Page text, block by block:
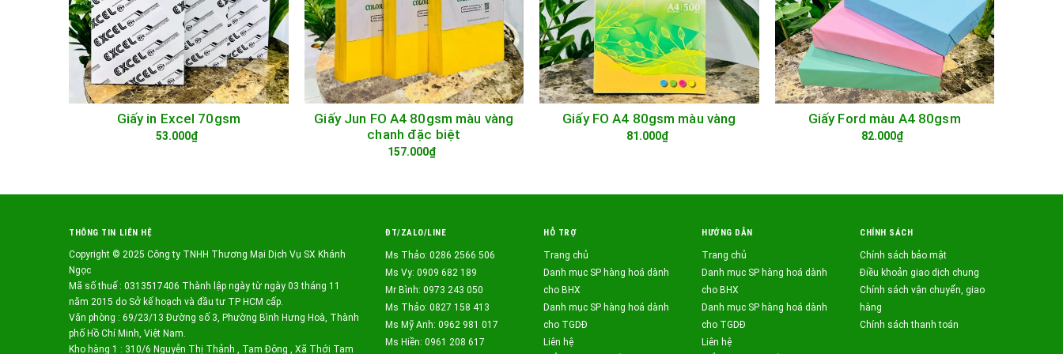
TÙY CHỌN
Giấy in Excel 70gsm
53.000₫
GIỎ HÀNG
Giấy Jun FO A4 80gsm màu vàng
chanh đặc biệt
157.000₫
GIỎ HÀNG
Giấy FO A4 80gsm màu vàng
81.000₫
TÙY CHỌN
Giấy Ford màu A4 80gsm
82.000₫
THÔNG TIN LIÊN HỆ
Copyright © 2025 Công ty TNHH Thương Mại Dịch Vụ SX Khánh
Ngọc
Mã số thuế : 0313517406 Thành lập ngày từ ngày 03 tháng 11
năm 2015 do Sở kế hoạch và đầu tư TP HCM cấp.
Văn phòng : 69/23/13 Đường số 3, Phường Bình Hưng Hoà, Thành
phố Hồ Chí Minh, Việt Nam.
Kho hàng 1 : 310/6 Nguyễn Thị Thảnh , Tam Đông , Xã Thới Tam
ĐT/ZALO/LINE
Ms Thảo: 0286 2566 506
Ms Vy: 0909 682 189
Mr Bình: 0973 243 050
Ms Thảo: 0827 158 413
Ms Mỹ Anh: 0962 981 017
Ms Hiền: 0961 208 617
HỖ TRỢ
Trang chủ
Danh mục SP hàng hoá dành
cho BHX
Danh mục SP hàng hoá dành
cho TGDĐ
Liên hệ
HƯỚNG DẪN
Trang chủ
Danh mục SP hàng hoá dành
cho BHX
Danh mục SP hàng hoá dành
cho TGDĐ
Liên hệ
CHÍNH SÁCH
Chính sách bảo mật
Điều khoản giao dịch chung
Chính sách vận chuyển, giao
hàng
Chính sách thanh toán